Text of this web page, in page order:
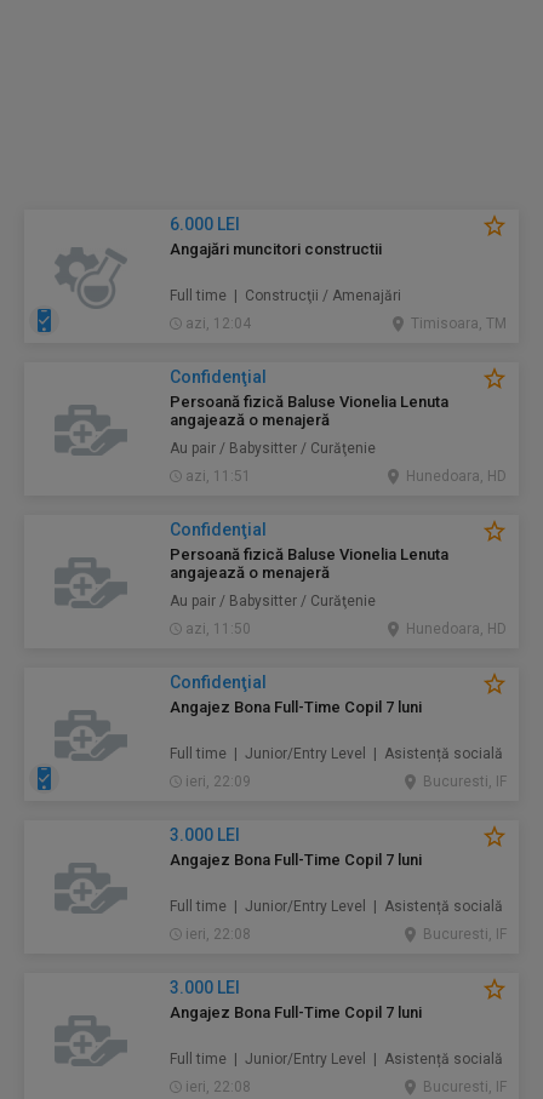
6.000 LEI
Angajări muncitori constructii
Full time | Construcţii / Amenajări
azi, 12:04
Timisoara, TM
Confidenţial
Persoană fizică Baluse Vionelia Lenuta
angajează o menajeră
Au pair / Babysitter / Curăţenie
azi, 11:51
Hunedoara, HD
Confidenţial
Persoană fizică Baluse Vionelia Lenuta
angajează o menajeră
Au pair / Babysitter / Curăţenie
azi, 11:50
Hunedoara, HD
Confidenţial
Angajez Bona Full-Time Copil 7 luni
Full time | Junior/Entry Level | Asistență socială
ieri, 22:09
Bucuresti, IF
3.000 LEI
Angajez Bona Full-Time Copil 7 luni
Full time | Junior/Entry Level | Asistență socială
ieri, 22:08
Bucuresti, IF
3.000 LEI
Angajez Bona Full-Time Copil 7 luni
Full time | Junior/Entry Level | Asistență socială
ieri, 22:08
Bucuresti, IF